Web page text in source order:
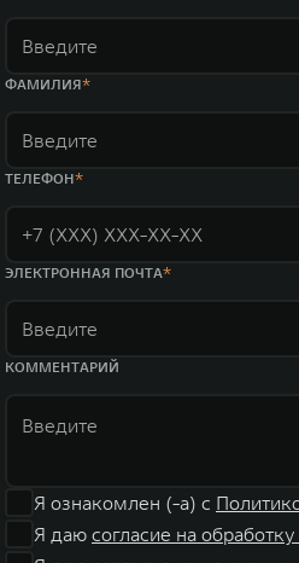
ФАМИЛИЯ
ТЕЛЕФОН
ЭЛЕКТРОННАЯ ПОЧТА
КОММЕНТАРИЙ
Я ознакомлен (-а) с
Я даю согласие на